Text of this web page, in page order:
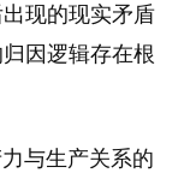
现的现实矛盾
因逻辑存在根
与生产关系的